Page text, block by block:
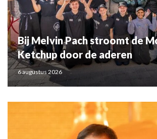
Bij Melvin Pach stroomt de
Ketchup door de aderen
6 augustus 2026